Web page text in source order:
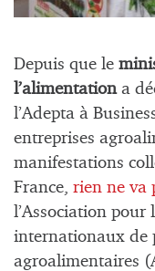
Depuis que le
l’alimentationa
l’Adepta à
entreprises
manifestations
France, rien ne va
l’Association pour
internationaux de
agroalimentaires